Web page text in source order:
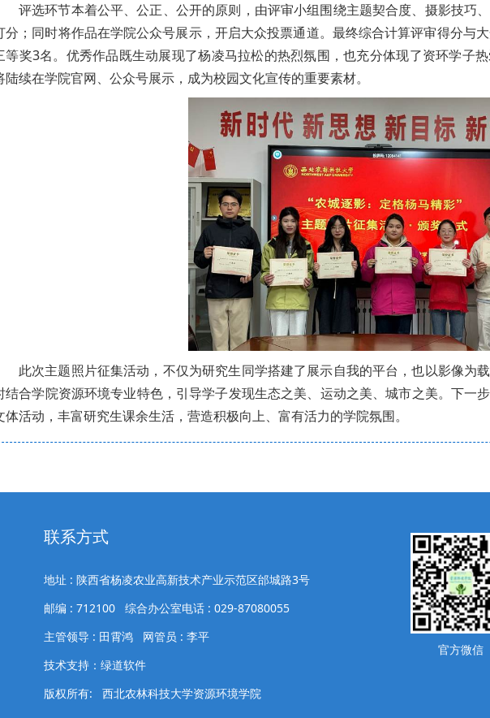
评选环节本着公平、公正、公开的原则，由评审小组围绕主题契合度、摄影技巧
分；同时将作品在学院公众号展示，开启大众投票通道。最终综合计算评审得分与
等奖3名。优秀作品既生动展现了杨凌马拉松的热烈氛围，也充分体现了资环学子
陆续在学院官网、公众号展示，成为校园文化宣传的重要素材。
此次主题照片征集活动，不仅为研究生同学搭建了展示自我的平台，也以影像为
结合学院资源环境专业特色，引导学子发现生态之美、运动之美、城市之美。下一
体活动，丰富研究生课余生活，营造积极向上、富有活力的学院氛围。
联系方式
地址 : 陕西省杨凌农业高新技术产业示范区邰城路3号
邮编 : 712100 综合办公室电话 : 029-87080055
主管领导 : 田霄鸿 网管员 : 李平
技术支持：绿道软件
版权所有: 西北农林科技大学资源环境学院
官方微信